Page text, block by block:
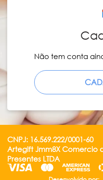
Não tem conta
CNPJ: 16.569.222/0001-60
Artegift Jmm8X Comercio
Presentes LTDA